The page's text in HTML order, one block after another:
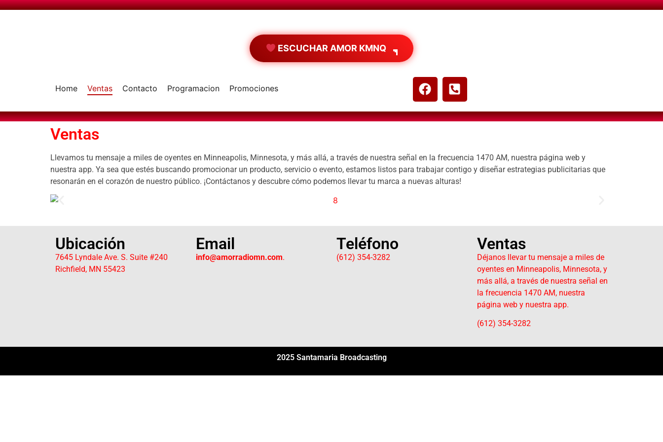
ESCUCHAR AMOR KMNQ
Home Ventas Contacto Programacion Promociones
Ventas
Llevamos tu mensaje a miles de oyentes en Minneapolis, Minnesota, y más allá, a través de nuestra señal en la frecuencia 1470 AM, nuestra página web y
nuestra app. Ya sea que estés buscando promocionar un producto, servicio o evento, estamos listos para trabajar contigo y diseñar estrategias publicitarias que
resonarán en el corazón de nuestro público. ¡Contáctanos y descubre cómo podemos llevar tu marca a nuevas alturas!
Ubicación
7645 Lyndale Ave. S. Suite #240
Richfield, MN 55423
Email
info@amorradiomn.com.
Teléfono
(612) 354-3282
Ventas
Déjanos llevar tu mensaje a miles de
oyentes en Minneapolis, Minnesota, y
más allá, a través de nuestra señal en
la frecuencia 1470 AM, nuestra
página web y nuestra app.
(612) 354-3282
2025 Santamaria Broadcasting